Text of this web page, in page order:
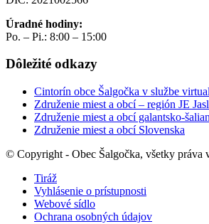
Úradné hodiny:
Po. – Pi.: 8:00 – 15:00
Dôležité odkazy
Cintorín obce Šalgočka v službe
Združenie miest a obcí – región JE
Združenie miest a obcí galantsko-
Združenie miest a obcí Slovenska
© Copyright - Obec Šalgočka, všetky práva
Tiráž
Vyhlásenie o prístupnosti
Webové sídlo
Ochrana osobných údajov